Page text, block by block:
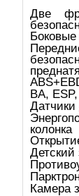
Две
Боковые
BA,
колонка
Детский
Камера